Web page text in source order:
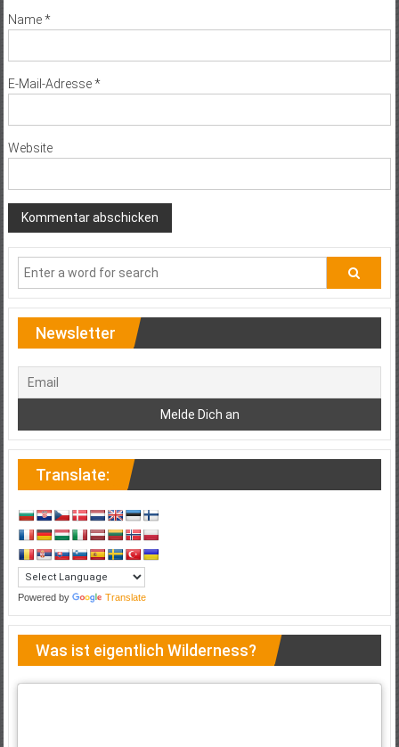
Name*
E-Mail-Adresse*
Website
Newsletter
Translate:
Powered by Translate
Was ist eigentlich Wilderness?